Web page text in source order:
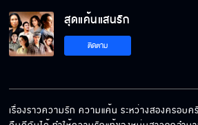
สุดแค้นแสนรัก
ติดตาม
เรื่องราวความรัก ความแค้น ระหว่างสองครอบ